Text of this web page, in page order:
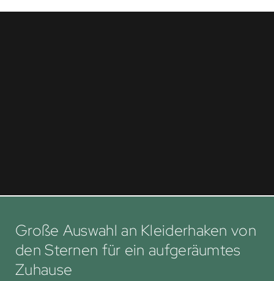
Große Auswahl an Kleiderhaken von
den Sternen für ein aufgeräumtes
Zuhause